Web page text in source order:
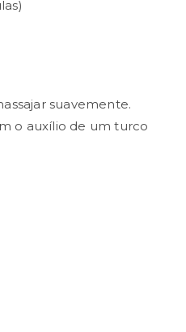
suavemente.
o auxílio de um turco